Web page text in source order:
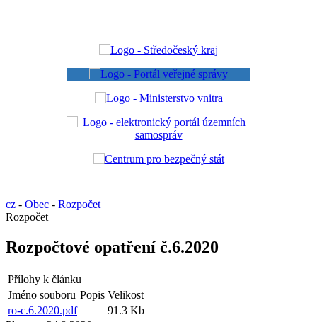
cz - Obec - Rozpočet
Rozpočet
Rozpočtové opatření č.6.2020
Přílohy k článku
Jméno souboru Popis Velikost
ro-c.6.2020.pdf
91.3 Kb